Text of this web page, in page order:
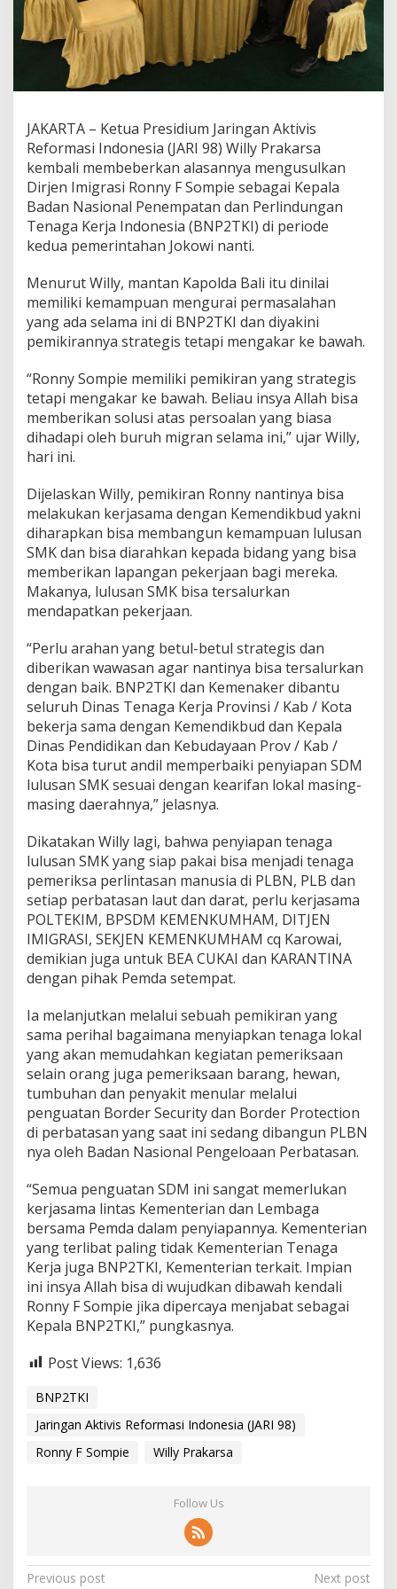
r
r
t
g
K
u
a
t
a
n
D
M
i
k
J
a
d
i
K
a
a
B
N
P
2
T
K
JAKARTA – Ketua Presidium Jaringan Aktivis
Reformasi Indonesia (JARI 98) Willy Prakarsa
kembali membeberkan alasannya mengusulkan
Dirjen Imigrasi Ronny F Sompie sebagai Kepala
Badan Nasional Penempatan dan Perlindungan
Tenaga Kerja Indonesia (BNP2TKI) di periode
kedua pemerintahan Jokowi nanti.
Menurut Willy, mantan Kapolda Bali itu dinilai
memiliki kemampuan mengurai permasalahan
yang ada selama ini di BNP2TKI dan diyakini
pemikirannya strategis tetapi mengakar ke bawah.
“Ronny Sompie memiliki pemikiran yang strategis
tetapi mengakar ke bawah. Beliau insya Allah bisa
memberikan solusi atas persoalan yang biasa
dihadapi oleh buruh migran selama ini,” ujar Willy,
hari ini.
Dijelaskan Willy, pemikiran Ronny nantinya bisa
melakukan kerjasama dengan Kemendikbud yakni
diharapkan bisa membangun kemampuan lulusan
SMK dan bisa diarahkan kepada bidang yang bisa
memberikan lapangan pekerjaan bagi mereka.
Makanya, lulusan SMK bisa tersalurkan
mendapatkan pekerjaan.
“Perlu arahan yang betul-betul strategis dan
diberikan wawasan agar nantinya bisa tersalurkan
dengan baik. BNP2TKI dan Kemenaker dibantu
seluruh Dinas Tenaga Kerja Provinsi / Kab / Kota
bekerja sama dengan Kemendikbud dan Kepala
Dinas Pendidikan dan Kebudayaan Prov / Kab /
Kota bisa turut andil memperbaiki penyiapan SDM
lulusan SMK sesuai dengan kearifan lokal masing-
masing daerahnya,” jelasnya.
Dikatakan Willy lagi, bahwa penyiapan tenaga
lulusan SMK yang siap pakai bisa menjadi tenaga
pemeriksa perlintasan manusia di PLBN, PLB dan
setiap perbatasan laut dan darat, perlu kerjasama
POLTEKIM, BPSDM KEMENKUMHAM, DITJEN
IMIGRASI, SEKJEN KEMENKUMHAM cq Karowai,
demikian juga untuk BEA CUKAI dan KARANTINA
dengan pihak Pemda setempat.
Ia melanjutkan melalui sebuah pemikiran yang
sama perihal bagaimana menyiapkan tenaga lokal
yang akan memudahkan kegiatan pemeriksaan
selain orang juga pemeriksaan barang, hewan,
tumbuhan dan penyakit menular melalui
penguatan Border Security dan Border Protection
di perbatasan yang saat ini sedang dibangun PLBN
nya oleh Badan Nasional Pengeloaan Perbatasan.
“Semua penguatan SDM ini sangat memerlukan
kerjasama lintas Kementerian dan Lembaga
bersama Pemda dalam penyiapannya. Kementerian
yang terlibat paling tidak Kementerian Tenaga
Kerja juga BNP2TKI, Kementerian terkait. Impian
ini insya Allah bisa di wujudkan dibawah kendali
Ronny F Sompie jika dipercaya menjabat sebagai
Kepala BNP2TKI,” pungkasnya.
Post Views: 1,636
BNP2TKI
Jaringan Aktivis Reformasi Indonesia (JARI 98)
Ronny F Sompie
Willy Prakarsa
Follow Us
P
Previous post
Next post